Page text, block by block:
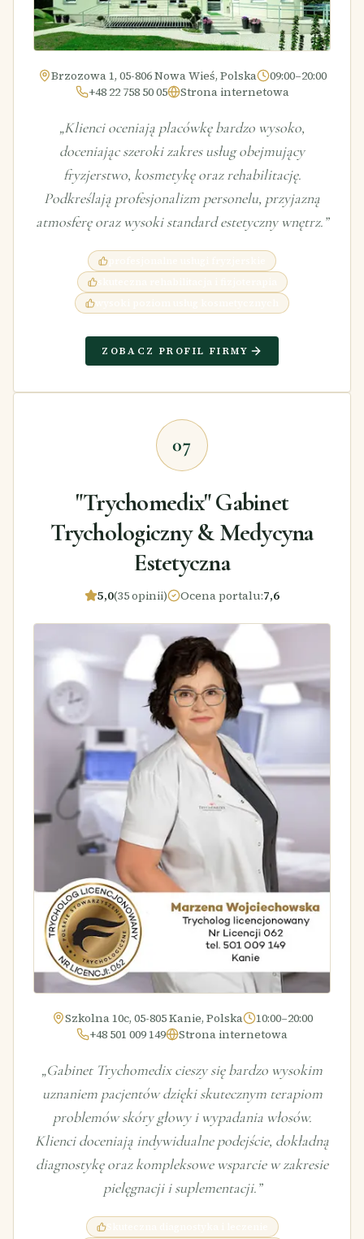
Brzozowa 1, 05-806 Nowa Wieś, Polska
09:00–20:00
+48 22 758 50 05
Strona internetowa
„Klienci oceniają placówkę bardzo wysoko,
doceniając szeroki zakres usług obejmujący
fryzjerstwo, kosmetykę oraz rehabilitację.
Podkreślają profesjonalizm personelu, przyjazną
atmosferę oraz wysoki standard estetyczny wnętrz.”
skuteczna rehabilitacja i fizjoterapia
ZOBACZ PROFIL FIRMY
07
"Trychomedix" Gabinet
Trychologiczny & Medycyna
Estetyczna
5,0(35 opinii) Ocena portalu:7,6
Szkolna 10c, 05-805 Kanie, Polska
10:00–20:00
+48 501 009 149
Strona internetowa
„Gabinet Trychomedix cieszy się bardzo wysokim
uznaniem pacjentów dzięki skutecznym terapiom
problemów skóry głowy i wypadania włosów.
Klienci doceniają indywidualne podejście, dokładną
diagnostykę oraz kompleksowe wsparcie w zakresie
pielęgnacji i suplementacji.”
Skuteczna diagnostyka i leczenie